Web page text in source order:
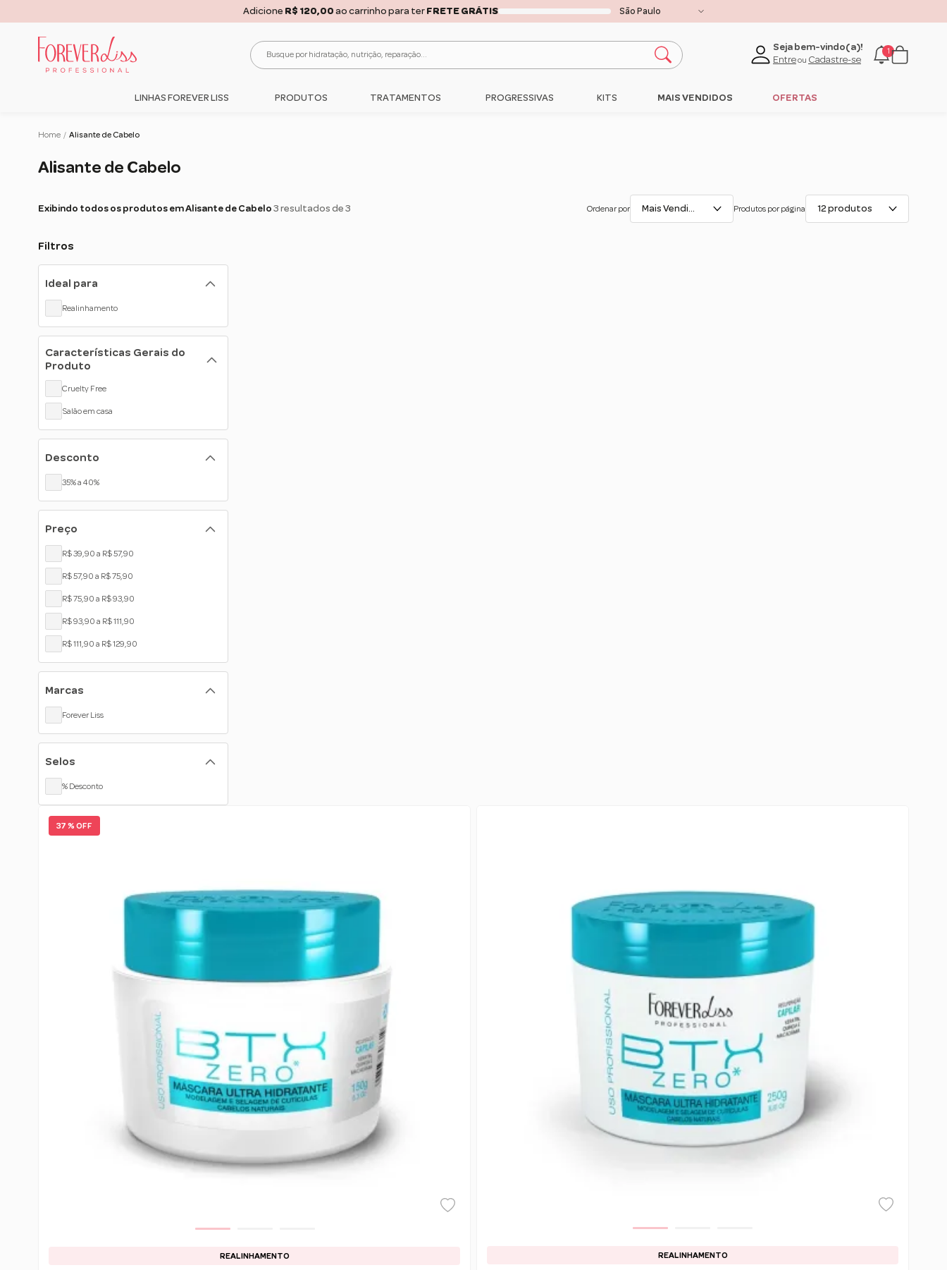
FRETE GRÁTIS ACIMA DER$150,00PARATODO O BRASIL... COMPRE AGORA!!!Clique aqui
Seja bem-vindo(a)!
Entreou Cadastre-se
1
LINHAS FOREVER LISS PRODUTOS TRATAMENTOS PROGRESSIVAS KITS MAIS VENDIDOS OFERTAS
Home / Alisante de Cabelo
Alisante de Cabelo
Exibindo todos os produtos em Alisante de Cabelo 3 resultados de 3 Ordenar por Produtos por página 12 produtos
Filtros
Ideal para
Realinhamento
Características Gerais do
Produto
Cruelty Free
Salão em casa
Desconto
35% a 40%
Preço
R$ 39,90 a R$ 57,90
R$ 57,90 a R$ 75,90
R$ 75,90 a R$ 93,90
R$ 93,90 a R$ 111,90
R$ 111,90 a R$ 129,90
Marcas
Forever Liss
Selos
% Desconto
37 % OFF
REALINHAMENTO REALINHAMENTO